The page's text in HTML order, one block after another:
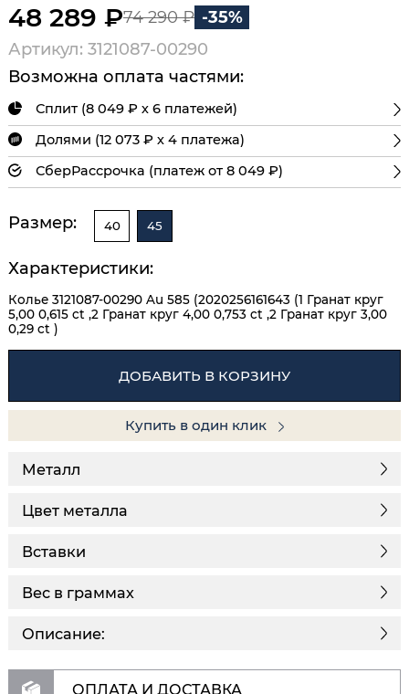
48 289 ₽74 290 ₽ -35%
Артикул: 3121087-00290
Возможна оплата частями:
Сплит (8 049 ₽ х 6 платежей)
Долями (12 073 ₽ х 4 платежа)
СберРассрочка (платеж от 8 049 ₽)
Размер: 40 45
Характеристики:
Колье 3121087-00290 Au 585 (2020256161643 (1 Гранат круг
5,00 0,615 ct ,2 Гранат круг 4,00 0,753 ct ,2 Гранат круг 3,00
0,29 ct )
ДОБАВИТЬ В КОРЗИНУ
Купить в один клик
Металл
Цвет металла
Вставки
Описание:
Вес в граммах
ОПЛАТА И ДОСТАВКА